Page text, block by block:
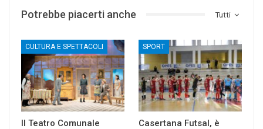
Tutti
Potrebbe piacerti anche
CULTURA E SPETTACOLI
Il Teatro Comunale
SPORT
Casertana Futsal, è